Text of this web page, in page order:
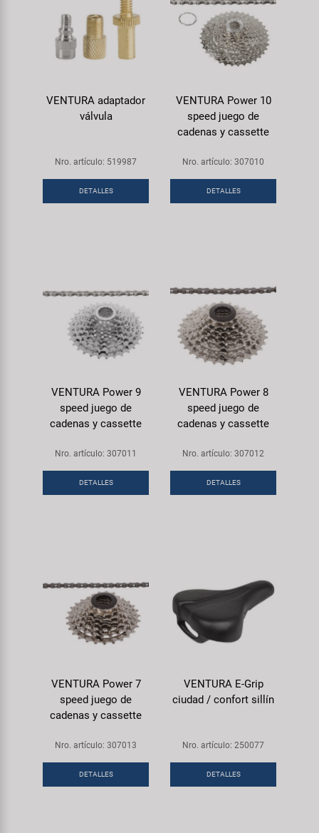
VENTURA adaptador
válvula
Nro. artículo: 519987
DETALLES
VENTURA Power 10
speed juego de
cadenas y cassette
Nro. artículo: 307010
DETALLES
VENTURA Power 9
speed juego de
cadenas y cassette
Nro. artículo: 307011
DETALLES
VENTURA Power 8
speed juego de
cadenas y cassette
Nro. artículo: 307012
DETALLES
VENTURA Power 7
speed juego de
cadenas y cassette
Nro. artículo: 307013
DETALLES
VENTURA E-Grip
ciudad / confort sillín
Nro. artículo: 250077
DETALLES